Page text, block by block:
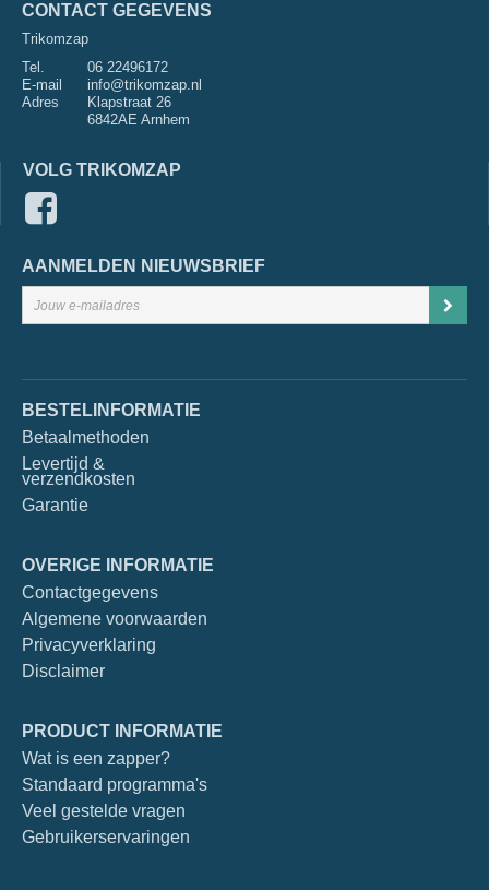
CONTACT GEGEVENS
Trikomzap
Tel.
06 22496172
E-mail
info@trikomzap.nl
Adres
Klapstraat 26
6842AE Arnhem
VOLG TRIKOMZAP
AANMELDEN NIEUWSBRIEF
BESTELINFORMATIE
Betaalmethoden
Levertijd &
verzendkosten
Garantie
OVERIGE INFORMATIE
Contactgegevens
Algemene voorwaarden
Privacyverklaring
Disclaimer
PRODUCT INFORMATIE
Wat is een zapper?
Standaard programma's
Veel gestelde vragen
Gebruikerservaringen